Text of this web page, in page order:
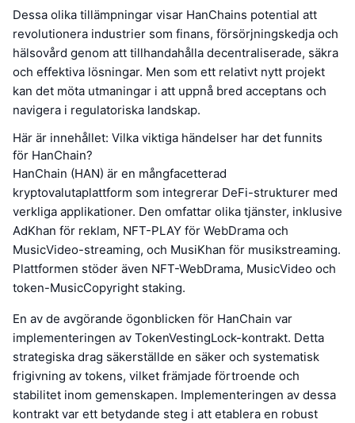
Dessa olika tillämpningar visar HanChains potential att
revolutionera industrier som finans, försörjningskedja och
hälsovård genom att tillhandahålla decentraliserade, säkra
och effektiva lösningar. Men som ett relativt nytt projekt
kan det möta utmaningar i att uppnå bred acceptans och
navigera i regulatoriska landskap.
Här är innehållet: Vilka viktiga händelser har det funnits
för HanChain?
HanChain (HAN) är en mångfacetterad
kryptovalutaplattform som integrerar DeFi-strukturer med
verkliga applikationer. Den omfattar olika tjänster, inklusive
AdKhan för reklam, NFT-PLAY för WebDrama och
MusicVideo-streaming, och MusiKhan för musikstreaming.
Plattformen stöder även NFT-WebDrama, MusicVideo och
token-MusicCopyright staking.
En av de avgörande ögonblicken för HanChain var
implementeringen av TokenVestingLock-kontrakt. Detta
strategiska drag säkerställde en säker och systematisk
frigivning av tokens, vilket främjade förtroende och
stabilitet inom gemenskapen. Implementeringen av dessa
kontrakt var ett betydande steg i att etablera en robust